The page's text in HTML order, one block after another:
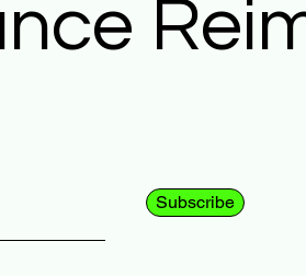
Subscribe